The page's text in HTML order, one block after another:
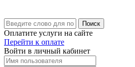
Поиск
Оплатите услуги на сайте
Перейти к оплате
Войти в личный кабинет